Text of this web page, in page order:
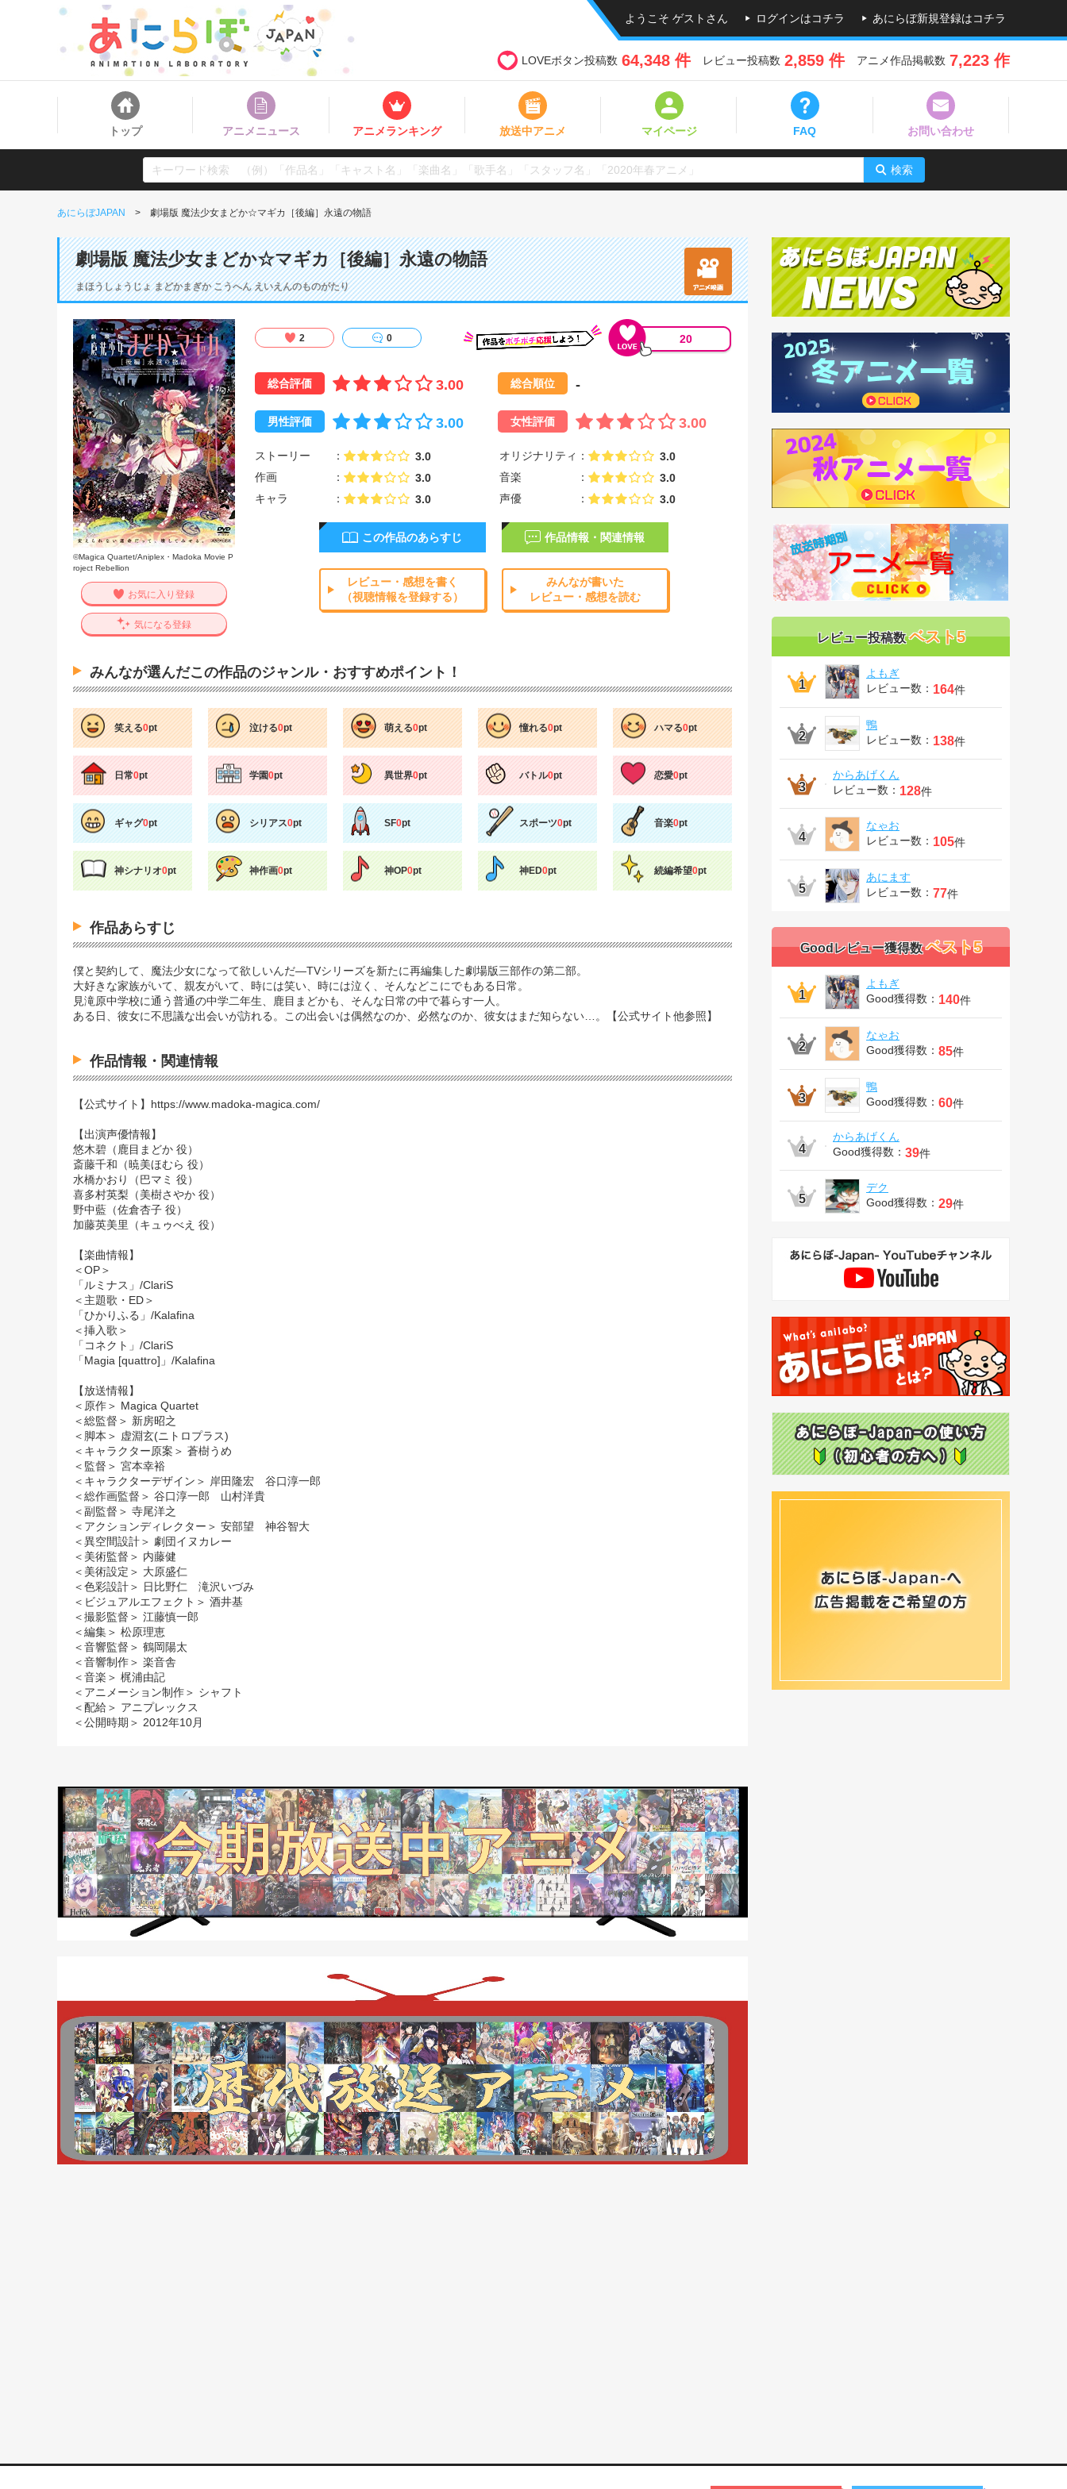
ようこそ ゲストさん ログインはコチラ あにらぼ新規登録はコチラ
LOVEボタン投稿数 64,348 件 レビュー投稿数 2,859 件 アニメ作品掲載数 7,223 作
トップ アニメニュース アニメランキング 放送中アニメ マイページ FAQ お問い合わせ
検索
あにらぼJAPAN 劇場版 魔法少女まどか☆マギカ［後編］永遠の物語
劇場版 魔法少女まどか☆マギカ［後編］永遠の物語
まほうしょうじょ まどかまぎか こうへん えいえんのものがたり
©Magica Quartet/Aniplex・Madoka Movie P
roject Rebellion
お気に入り登録
気になる登録
2 0 20
総合評価 3.00 総合順位 -
男性評価 3.00 女性評価 3.00
ストーリー 3.0 オリジナリティ
3.0
作画
3.0 音楽
3.0
キャラ
3.0 声優 3.0
この作品のあらすじ 作品情報・関連情報
レビュー・感想を書く
（視聴情報を登録する）
みんなが書いた
レビュー・感想を読む
みんなが選んだこの作品のジャンル・おすすめポイント！
笑える0pt 泣ける0pt 萌える0pt 憧れる0pt ハマる0pt
日常0pt 学園0pt 異世界0pt バトル0pt 恋愛0pt
ギャグ0pt シリアス0pt SF0pt スポーツ0pt 音楽0pt
神シナリオ0pt 神作画0pt 神OP0pt 神ED0pt 続編希望0pt
作品あらすじ
僕と契約して、魔法少女になって欲しいんだ―TVシリーズを新たに再編集した劇場版三部作の第二部。
大好きな家族がいて、親友がいて、時には笑い、時には泣く、そんなどこにでもある日常。
見滝原中学校に通う普通の中学二年生、鹿目まどかも、そんな日常の中で暮らす一人。
ある日、彼女に不思議な出会いが訪れる。この出会いは偶然なのか、必然なのか、彼女はまだ知らない…。【公式サイト他参照】
作品情報・関連情報
【公式サイト】 https://www.madoka-magica.com/
【出演声優情報】
悠木碧（鹿目まどか 役）
斎藤千和（暁美ほむら 役）
水橋かおり（巴マミ 役）
喜多村英梨（美樹さやか 役）
野中藍（佐倉杏子 役）
加藤英美里（キュゥべえ 役）
【楽曲情報】
＜OP＞
「ルミナス」/ClariS
＜主題歌・ED＞
「ひかりふる」/Kalafina
＜挿入歌＞
「コネクト」/ClariS
「Magia [quattro]」/Kalafina
【放送情報】
＜原作＞ Magica Quartet
＜総監督＞ 新房昭之
＜脚本＞ 虚淵玄(ニトロプラス)
＜キャラクター原案＞ 蒼樹うめ
＜監督＞ 宮本幸裕
＜キャラクターデザイン＞ 岸田隆宏 谷口淳一郎
＜総作画監督＞ 谷口淳一郎 山村洋貴
＜副監督＞ 寺尾洋之
＜アクションディレクター＞ 安部望 神谷智大
＜異空間設計＞ 劇団イヌカレー
＜美術監督＞ 内藤健
＜美術設定＞ 大原盛仁
＜色彩設計＞ 日比野仁 滝沢いづみ
＜ビジュアルエフェクト＞ 酒井基
＜撮影監督＞ 江藤慎一郎
＜編集＞ 松原理恵
＜音響監督＞ 鶴岡陽太
＜音響制作＞ 楽音舎
＜音楽＞ 梶浦由記
＜アニメーション制作＞ シャフト
＜配給＞ アニプレックス
＜公開時期＞ 2012年10月
レビュー投稿数ベスト5
よもぎ
レビュー数： 164件
鴨
レビュー数： 138件
からあげくん
レビュー数： 128件
なゃお
レビュー数： 105件
あにます
レビュー数： 77件
Goodレビュー獲得数ベスト5
よもぎ
Good獲得数： 140件
なゃお
Good獲得数： 85件
鴨
Good獲得数： 60件
からあげくん
Good獲得数： 39件
デク
Good獲得数： 29件